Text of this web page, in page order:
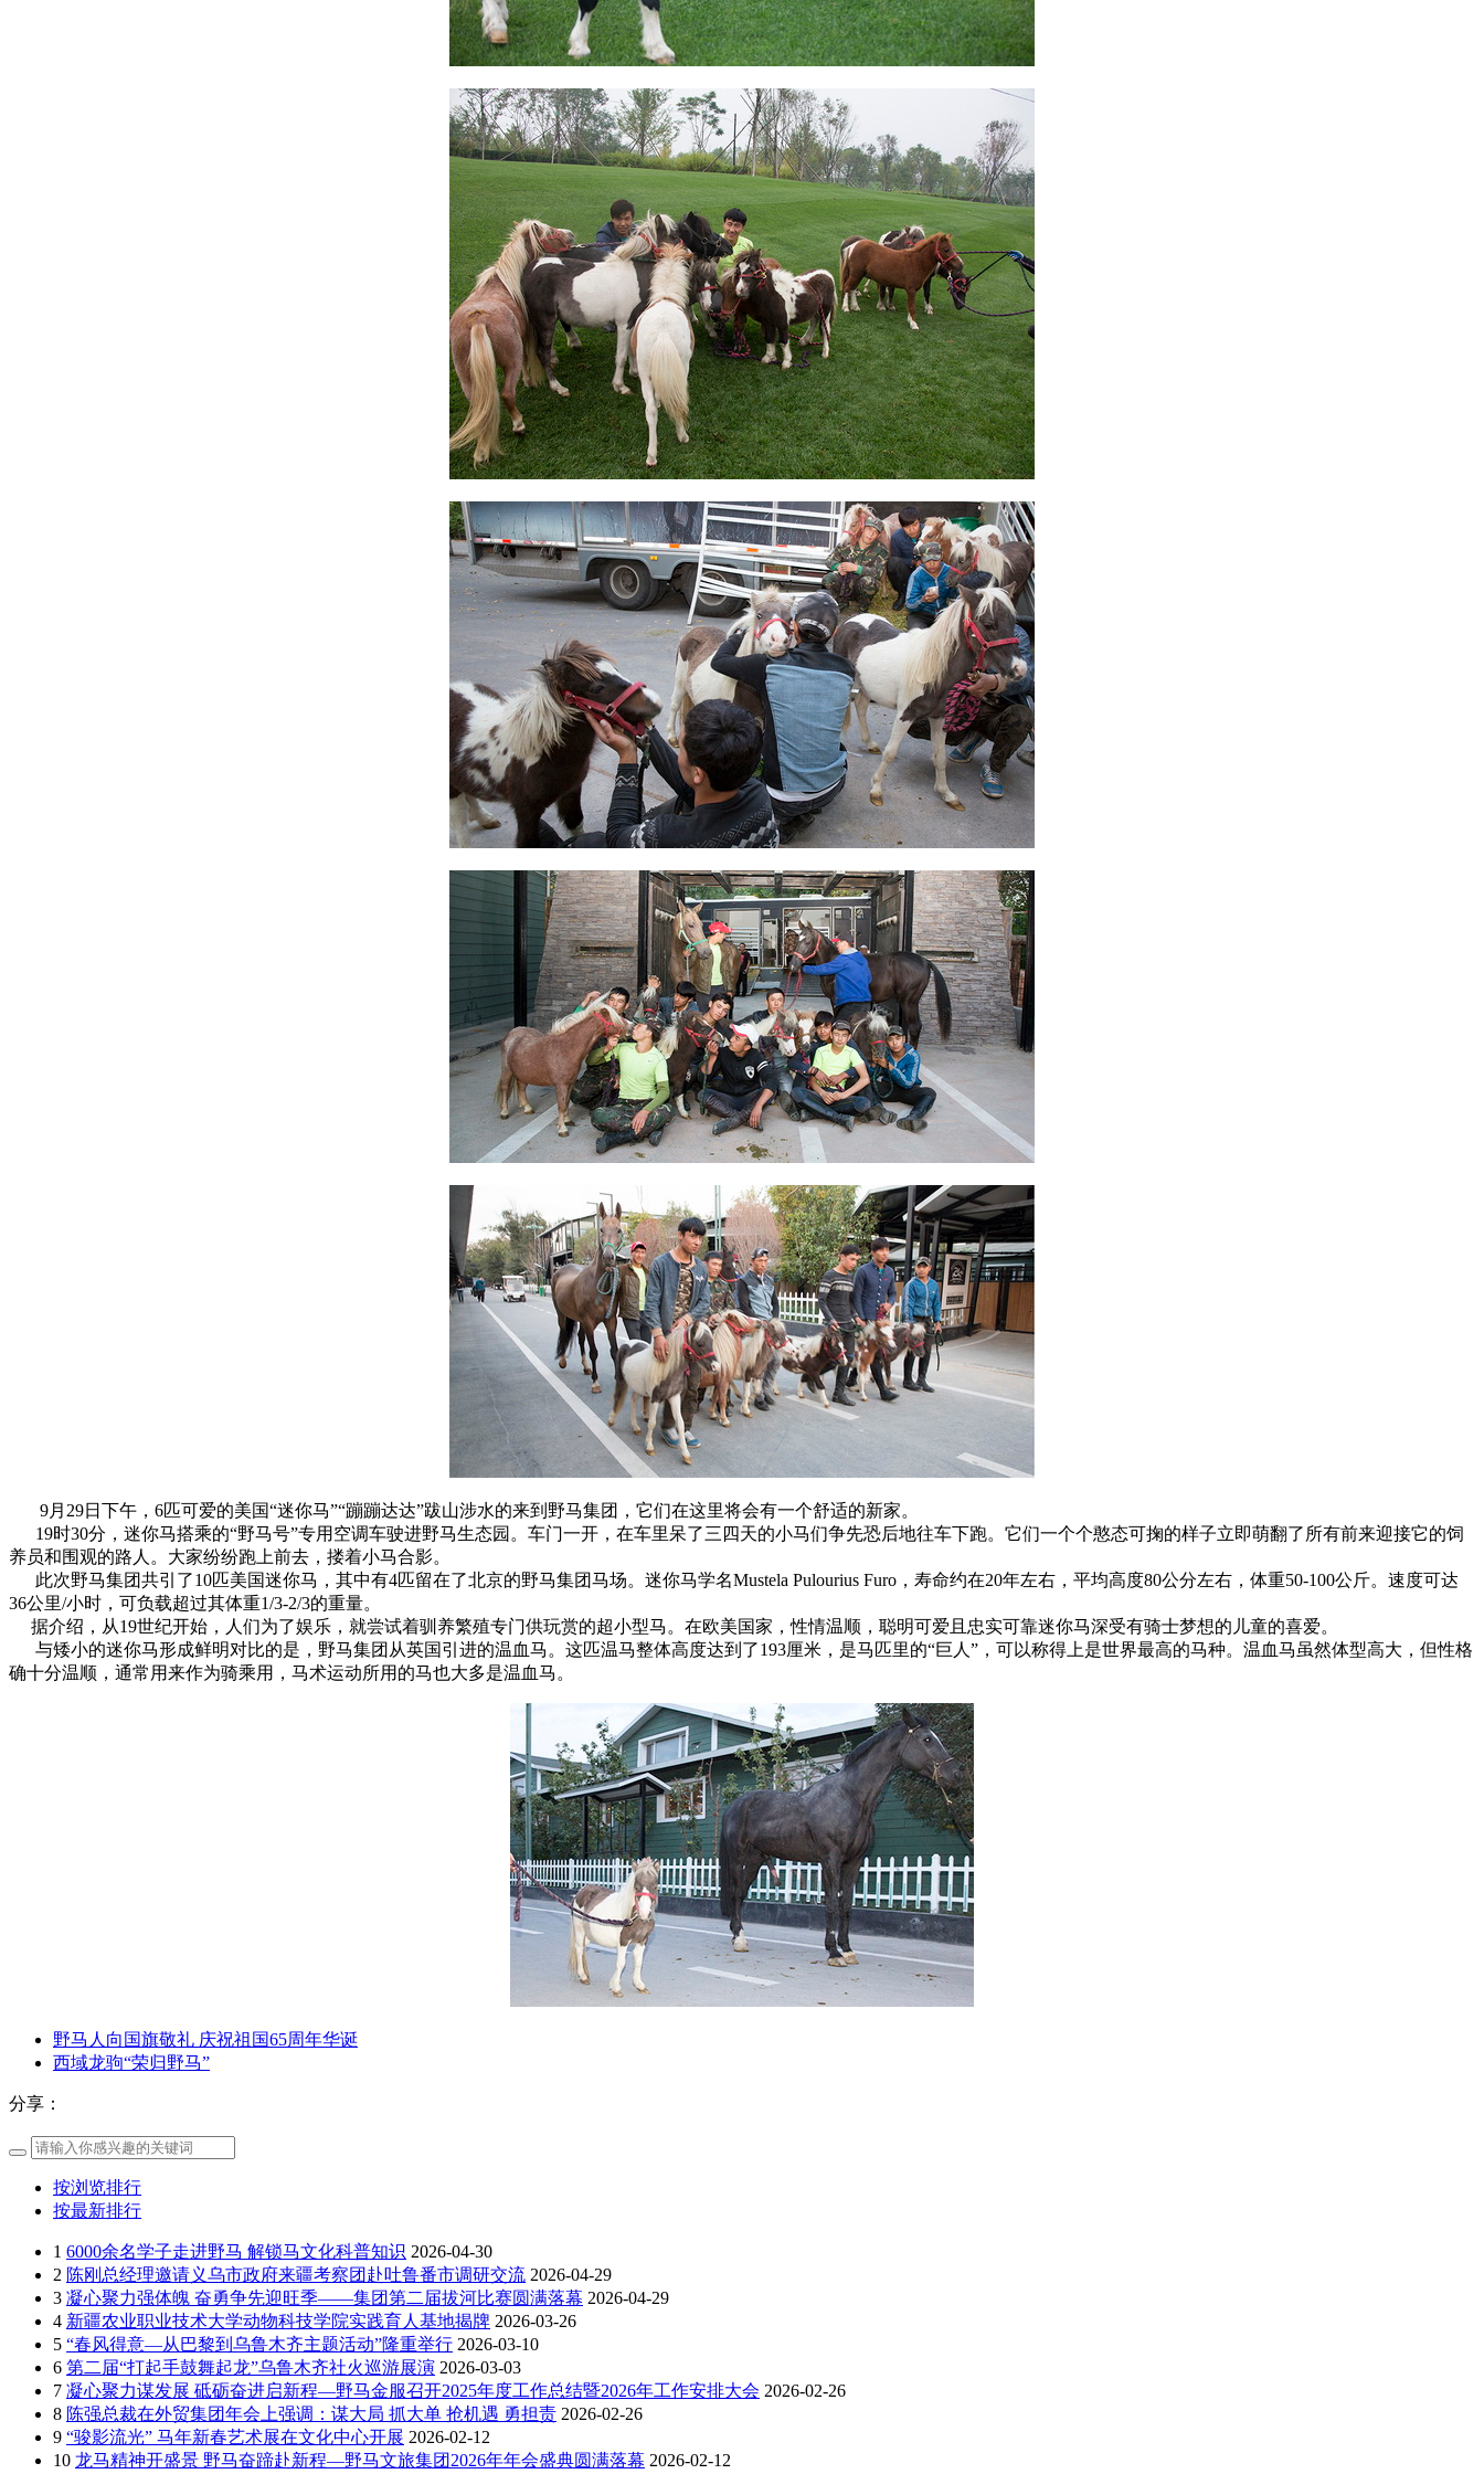
9月29日下午，6匹可爱的美国“迷你马”“蹦蹦达达”跋山涉水的来到野马集团，它们在这里将会有一个舒适的新家。
19时30分，迷你马搭乘的“野马号”专用空调车驶进野马生态园。车门一开，在车里呆了三四天的小马们争先恐后地往车下跑。它们一个个憨态可掬的样子立即萌翻了所有前来迎接它的饲
养员和围观的路人。大家纷纷跑上前去，搂着小马合影。
此次野马集团共引了10匹美国迷你马，其中有4匹留在了北京的野马集团马场。迷你马学名Mustela Pulourius Furo，寿命约在20年左右，平均高度80公分左右，体重50-100公斤。速度可达
36公里/小时，可负载超过其体重1/3-2/3的重量。
据介绍，从19世纪开始，人们为了娱乐，就尝试着驯养繁殖专门供玩赏的超小型马。在欧美国家，性情温顺，聪明可爱且忠实可靠迷你马深受有骑士梦想的儿童的喜爱。
与矮小的迷你马形成鲜明对比的是，野马集团从英国引进的温血马。这匹温马整体高度达到了193厘米，是马匹里的“巨人”，可以称得上是世界最高的马种。温血马虽然体型高大，但性格
确十分温顺，通常用来作为骑乘用，马术运动所用的马也大多是温血马。
野马人向国旗敬礼 庆祝祖国65周年华诞
西域龙驹“荣归野马”
分享：
按浏览排行
按最新排行
1 6000余名学子走进野马 解锁马文化科普知识 2026-04-30
2 陈刚总经理邀请义乌市政府来疆考察团赴吐鲁番市调研交流 2026-04-29
3 凝心聚力强体魄 奋勇争先迎旺季——集团第二届拔河比赛圆满落幕 2026-04-29
4 新疆农业职业技术大学动物科技学院实践育人基地揭牌 2026-03-26
5 “春风得意—从巴黎到乌鲁木齐主题活动”隆重举行 2026-03-10
6 第二届“打起手鼓舞起龙”乌鲁木齐社火巡游展演 2026-03-03
7 凝心聚力谋发展 砥砺奋进启新程—野马金服召开2025年度工作总结暨2026年工作安排大会 2026-02-26
8 陈强总裁在外贸集团年会上强调：谋大局 抓大单 抢机遇 勇担责 2026-02-26
9 “骏影流光” 马年新春艺术展在文化中心开展 2026-02-12
10 龙马精神开盛景 野马奋蹄赴新程—野马文旅集团2026年年会盛典圆满落幕 2026-02-12